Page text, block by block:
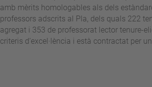
amb mèrits homologables als dels
professors adscrits al Pla, dels quals 222
agregat i 353 de professorat lector tenure-
criteris d’excel·lència i està contractat per